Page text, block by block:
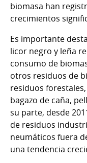
biomasa han
crecimientos
Es importante
licor negro y leña
consumo de
otros residuos de
residuos
bagazo de caña,
su parte, desde
de residuos
neumáticos fuera
una tendencia